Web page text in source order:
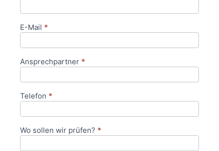
E-Mail *
Ansprechpartner *
Telefon *
Wo sollen wir prüfen? *